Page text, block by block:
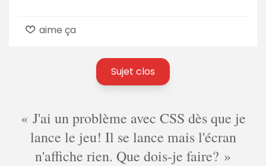
aime ça
Sujet clos
J'ai un problème avec CSS dès que je
lance le jeu! Il se lance mais l'écran
n'affiche rien. Que dois-je faire?